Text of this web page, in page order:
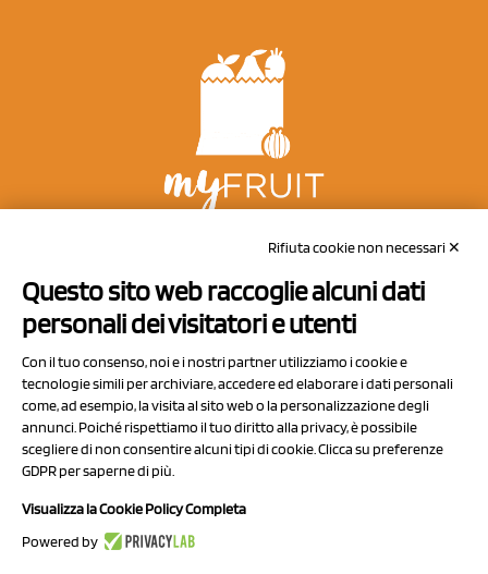
NCX Drahorad srl
Via Prov.le Sassuolo Vignola 315/1
41057 Spilamberto (MO)
Italy
P.I/C.F. 01041460369
REA: MO 208553
Capitale sociale Euro 50.000,00 i.v.
Rifiuta cookie non necessari ✕
Questo sito web raccoglie alcuni dati
personali dei visitatori e utenti
Con il tuo consenso, noi e i nostri partner utilizziamo i cookie e
tecnologie simili per archiviare, accedere ed elaborare i dati personali
come, ad esempio, la visita al sito web o la personalizzazione degli
annunci. Poiché rispettiamo il tuo diritto alla privacy, è possibile
scegliere di non consentire alcuni tipi di cookie. Clicca su preferenze
GDPR per saperne di più.
Visualizza la Cookie Policy Completa
Powered by